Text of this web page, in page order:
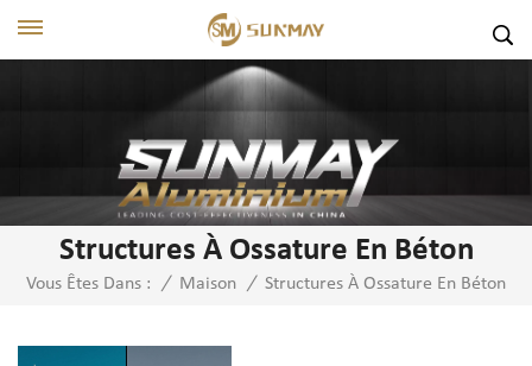
Structures À Ossature En Béton
Vous Êtes Dans : / Maison / Structures À Ossature En Béton